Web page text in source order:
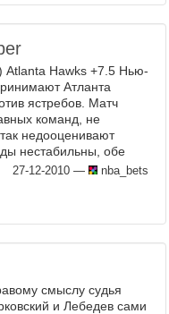
Atlanta Hawks +7.5 Нью-
Атланта
ястребов. Матч
команд, не
недооценивают
нестабильны, обе
но мне слабо ...
27-12-2010 — nba_bets
смыслу судья
и Лебедев сами